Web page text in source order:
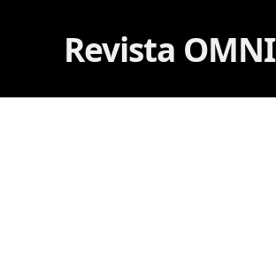
Revista OMNI